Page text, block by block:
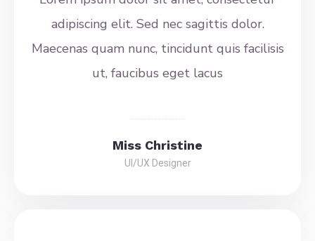
adipiscing elit. Sed nec sagittis dolor.
Maecenas quam nunc, tincidunt quis facilisis
ut, faucibus eget lacus
Miss Christine
UI/UX Designer